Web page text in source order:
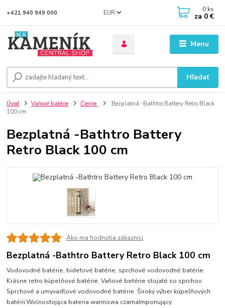
Menu
EUR
Hľadať
+421 940 949 000 0 ks
za 0 €
Úvod Vaňové batérie Čierne
Bezplatná -Bathtro Battery Retro Black
100 cm
Bezplatná -Bathtro Battery
Retro Black 100 cm
Ako ma hodnotia zákazníci
Bezplatná -Bathtro Battery Retro Black 100 cm
Vodovodné batérie, bidetové batérie, sprchové vodovodné batérie.
Krásne retro kúpelňové batérie. Vaňové betérie stojaté so sprchov.
Sprchové a umyvadlové vodovodné batérie. Široký výber kúpeľňových
batérii.Wolnostojąca bateria wannowa czarnaImponujący